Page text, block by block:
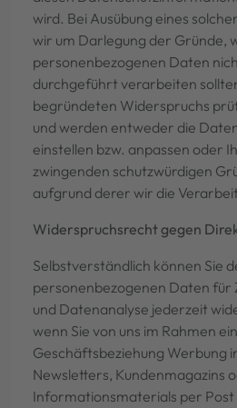
wird. Bei Ausübung eines
wir um Darlegung der Gründe,
personenbezogenen Daten
durchgeführt verarbeiten
begründeten Widerspruchs
und werden entweder die
einstellen bzw. anpassen oder
zwingenden schutzwürdigen
aufgrund derer wir die
Widerspruchsrecht gegen
Selbstverständlich können Sie
personenbezogenen Daten für
und Datenanalyse jederzeit
wenn Sie von uns im Rahmen
Geschäftsbeziehung Werbung
Newsletters, Kundenmagazins
Informationsmaterials per